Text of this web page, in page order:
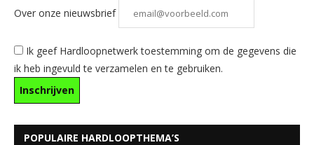
Over onze nieuwsbrief
Ik geef Hardloopnetwerk toestemming om de gegevens die
ik heb ingevuld te verzamelen en te gebruiken.
POPULAIRE HARDLOOPTHEMA’S